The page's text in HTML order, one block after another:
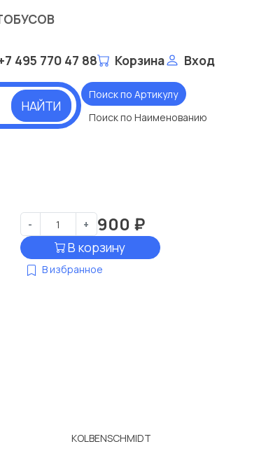
495 770 47 88 Корзина Вход
НАЙТИ
Поиск по Артикулу
Поиск по Наименованию
- + 900 ₽
В корзину
В избранное
KOLBENSCHMIDT